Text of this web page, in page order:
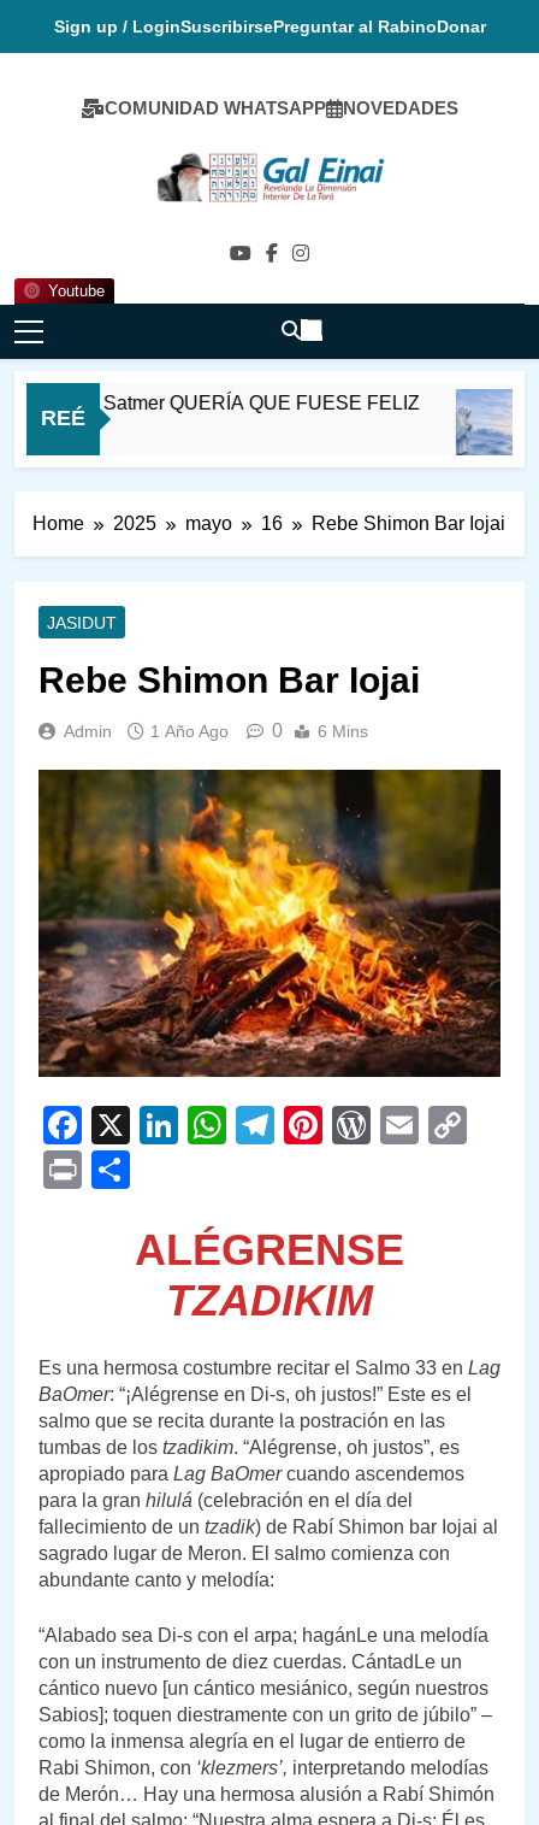
Sign up / LoginSuscribirsePreguntar al RabinoDonar
COMUNIDAD WHATSAPP NOVEDADES
Youtube
Gal Einai En
REÉ
Ioel de Satmer QUERÍA QUE FUESE FELIZ
Home 2025 mayo 16 Rebe Shimon Bar Iojai
JASIDUT
Rebe Shimon Bar Iojai
Admin 1 Año Ago 0 6 Mins
Facebook
X LinkedIn
WhatsApp
Telegram
PinterestEmail
Print
ALÉGRENSE
TZADIKIM
Es una hermosa costumbre recitar el Salmo 33 en Lag
BaOmer: “¡Alégrense en Di-s, oh justos!” Este es el
salmo que se recita durante la postración en las
tumbas de los tzadikim. “Alégrense, oh justos”, es
apropiado para Lag BaOmercuando ascendemos
para la gran hilulá (celebración en el día del
fallecimiento de un tzadik) de Rabí Shimon bar Iojai al
sagrado lugar de Meron. El salmo comienza con
abundante canto y melodía:
“Alabado sea Di-s con el arpa; hagánLe una melodía
con un instrumento de diez cuerdas. CántadLe un
cántico nuevo [un cántico mesiánico, según nuestros
Sabios]; toquen diestramente con un grito de júbilo” –
como la inmensa alegría en el lugar de entierro de
Rabi Shimon, con ‘klezmers’, interpretando melodías
de Merón… Hay una hermosa alusión a Rabí Shimón
al final del salmo: “Nuestra alma espera a Di-s; Él es